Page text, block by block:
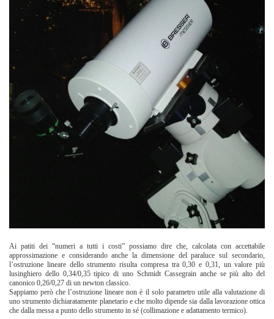
Ai patiti dei “numeri a tutti i costi” possiamo dire che, calcolata con accettabile
approssimazione e considerando anche la dimensione del paraluce sul secondario,
l’ostruzione lineare dello strumento risulta compresa tra 0,30 e 0,31, un valore più
lusinghiero dello 0,34/0,35 tipico di uno Schmidt Cassegrain anche se più alto del
canonico 0,26/0,27 di un newton classico.
Sappiamo però che l’ostruzione lineare non è il solo parametro utile alla valutazione di
uno strumento dichiaratamente planetario e che molto dipende sia dalla lavorazione ottica
che dalla messa a punto dello strumento in sé (collimazione e adattamento termico).